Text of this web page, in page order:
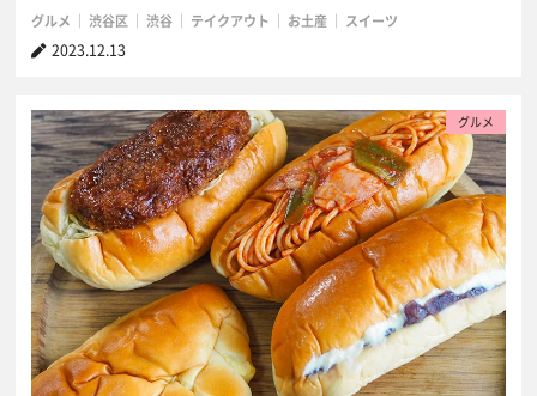
グルメ 渋谷区 渋谷 テイクアウト お土産 スイーツ
2023.12.13
グルメ